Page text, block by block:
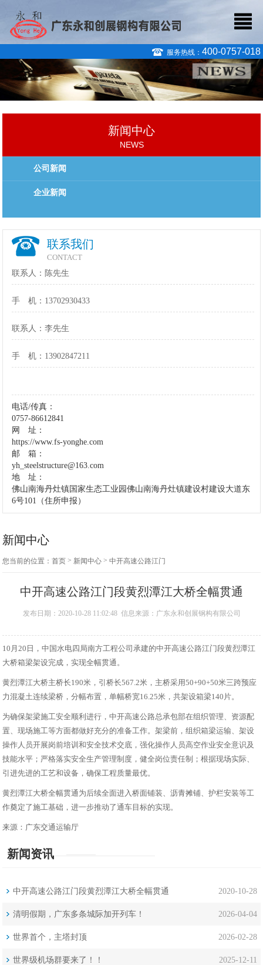
服务热线： 400-0757-018
新闻中心
NEWS
公司新闻
企业新闻
联系我们
CONTACT
联系人：陈先生
手 机：13702930433
联系人：李先生
手 机：13902847211
电话/传真：
0757-86612841
网 址：
https://www.fs-yonghe.com
邮 箱：
yh_steelstructure@163.com
地 址：
佛山南海丹灶镇国家生态工业园佛山南海丹灶镇建设村建设大道东
6号101（住所申报）
新闻中心
您当前的位置：首页 > 新闻中心 >中开高速公路江门
中开高速公路江门段黄烈潭江大桥全幅贯通
发布日期：2020-10-28 11:02:48 信息来源：广东永和创展钢构有限公司
10月20日，中国水电四局南方工程公司承建的中开高速公路江门段黄烈潭江
大桥箱梁架设完成，实现全幅贯通。
黄烈潭江大桥主桥长190米，引桥长567.2米，主桥采用50+90+50米三跨预应
力混凝土连续梁桥，分幅布置，单幅桥宽16.25米，共架设箱梁140片。
为确保架梁施工安全顺利进行，中开高速公路总承包部在组织管理、资源配
置、现场施工等方面都做好充分的准备工作。架梁前，组织箱梁运输、架设
操作人员开展岗前培训和安全技术交底，强化操作人员高空作业安全意识及
技能水平；严格落实安全生产管理制度，健全岗位责任制；根据现场实际、
引进先进的工艺和设备，确保工程质量最优。
黄烈潭江大桥全幅贯通为后续全面进入桥面铺装、沥青摊铺、护栏安装等工
作奠定了施工基础，进一步推动了通车目标的实现。
来源：广东交通运输厅
新闻资讯
中开高速公路江门段黄烈潭江大桥全幅贯通 2020-10-28
清明假期，广东多条城际加开列车！ 2026-04-04
世界首个，主塔封顶 2026-02-28
世界级机场群要来了！！ 2025-12-11